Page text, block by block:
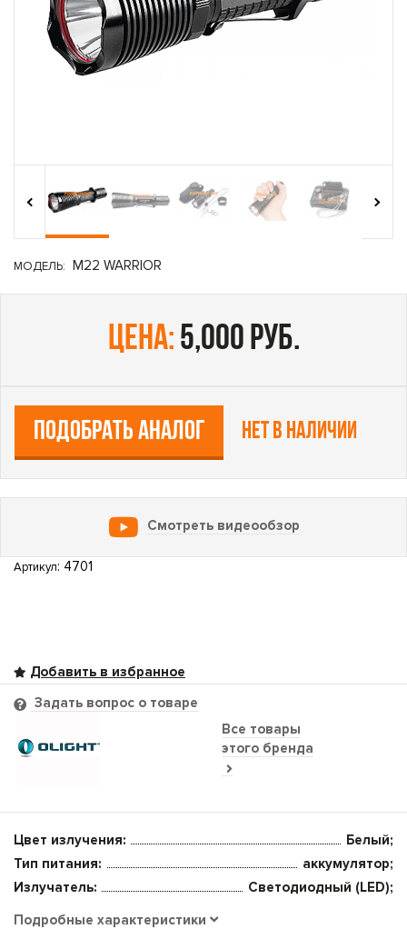
‹
›
МОДЕЛЬ: M22 WARRIOR
цена: 5,000 руб.
ПОДОБРАТЬ АНАЛОГ Нет в наличии
Смотреть видеообзор
Артикул: 4701
Все товары
этого бренда
Задать вопрос о товаре
Цвет излучения:
Белый;
Тип питания:
аккумулятор;
Излучатель:
Светодиодный (LED);
Подробные характеристики